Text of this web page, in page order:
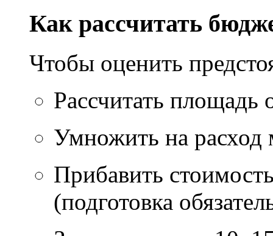
Как рассчитать
Чтобы оценить
Рассчитать площадь
Умножить на расход
Прибавить
(подготовка